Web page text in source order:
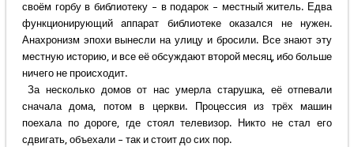
своём горбу в библиотеку – в подарок – местный житель. Едва
функционирующий аппарат библиотеке оказался не нужен.
Анахронизм эпохи вынесли на улицу и бросили. Все знают эту
местную историю, и все её обсуждают второй месяц, ибо больше
ничего не происходит.
За несколько домов от нас умерла старушка, её отпевали
сначала дома, потом в церкви. Процессия из трёх машин
поехала по дороге, где стоял телевизор. Никто не стал его
сдвигать, объехали – так и стоит до сих пор.